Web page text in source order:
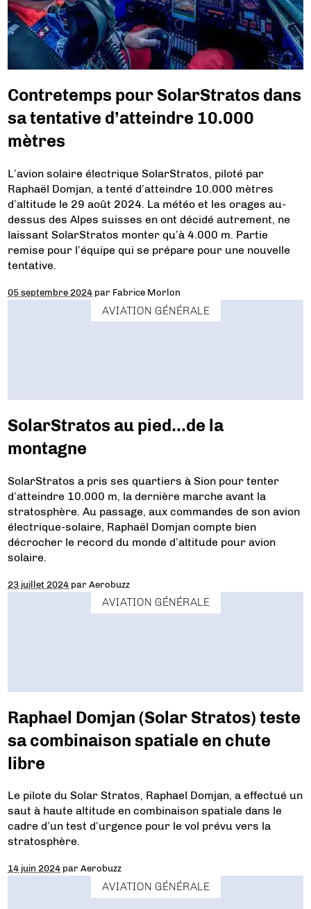
Contretemps pour SolarStratos dans
sa tentative d’atteindre 10.000
mètres
L’avion solaire électrique SolarStratos, piloté par
Raphaël Domjan, a tenté d’atteindre 10.000 mètres
d’altitude le 29 août 2024. La météo et les orages au-
dessus des Alpes suisses en ont décidé autrement, ne
laissant SolarStratos monter qu’à 4.000 m. Partie
remise pour l’équipe qui se prépare pour une nouvelle
tentative.
05 septembre 2024 par Fabrice Morlon
AVIATION GÉNÉRALE
SolarStratos au pied…de la
montagne
SolarStratos a pris ses quartiers à Sion pour tenter
d’atteindre 10.000 m, la dernière marche avant la
stratosphère. Au passage, aux commandes de son avion
électrique-solaire, Raphaël Domjan compte bien
décrocher le record du monde d’altitude pour avion
solaire.
23 juillet 2024 parAerobuzz
AVIATION GÉNÉRALE
Raphael Domjan (Solar Stratos) teste
sa combinaison spatiale en chute
libre
Le pilote du Solar Stratos, Raphael Domjan, a effectué un
saut à haute altitude en combinaison spatiale dans le
cadre d’un test d’urgence pour le vol prévu vers la
stratosphère.
14 juin 2024 parAerobuzz
AVIATION GÉNÉRALE